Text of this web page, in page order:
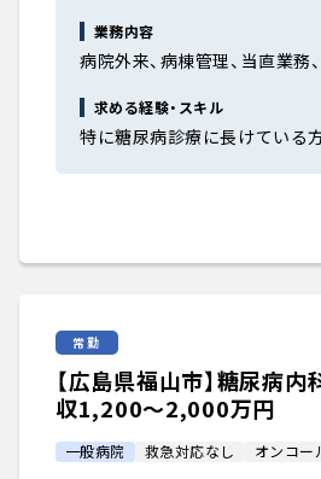
業務内容
病院外来、病棟管理、当直業務
求める経験・スキル
特に糖尿病診療に長けている
常勤
【広島県福山市】糖尿病内
収1,200〜2,000万円
一般病院 救急対応なし オンコー